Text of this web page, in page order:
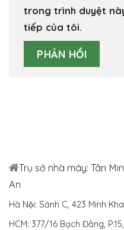
trong trình duyệt
tiếp của tôi.
Trụ sở nhà máy: Tân
An
Hà Nội: Sảnh C, 423 Minh
HCM: 377/16 Bạch Đằng,